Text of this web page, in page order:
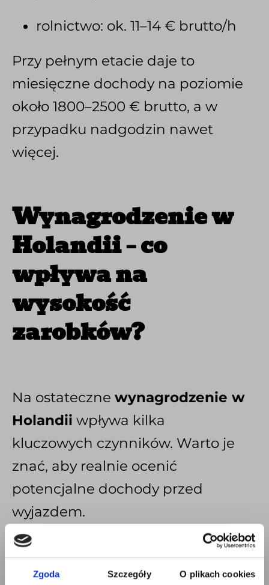
Zgoda Szczegóły O plikach cookies
rolnictwo: ok. 11–14 € brutto/h
Przy pełnym etacie daje to
miesięczne dochody na poziomie
około 1800–2500 € brutto, a w
przypadku nadgodzin nawet
więcej.
Wynagrodzenie w
Holandii – co
wpływa na
wysokość
zarobków?
Na ostateczne wynagrodzenie w
Holandii wpływa kilka
kluczowych czynników. Warto je
znać, aby realnie ocenić
potencjalne dochody przed
wyjazdem.
Najważniejsze czynniki:
liczba przepracowanych